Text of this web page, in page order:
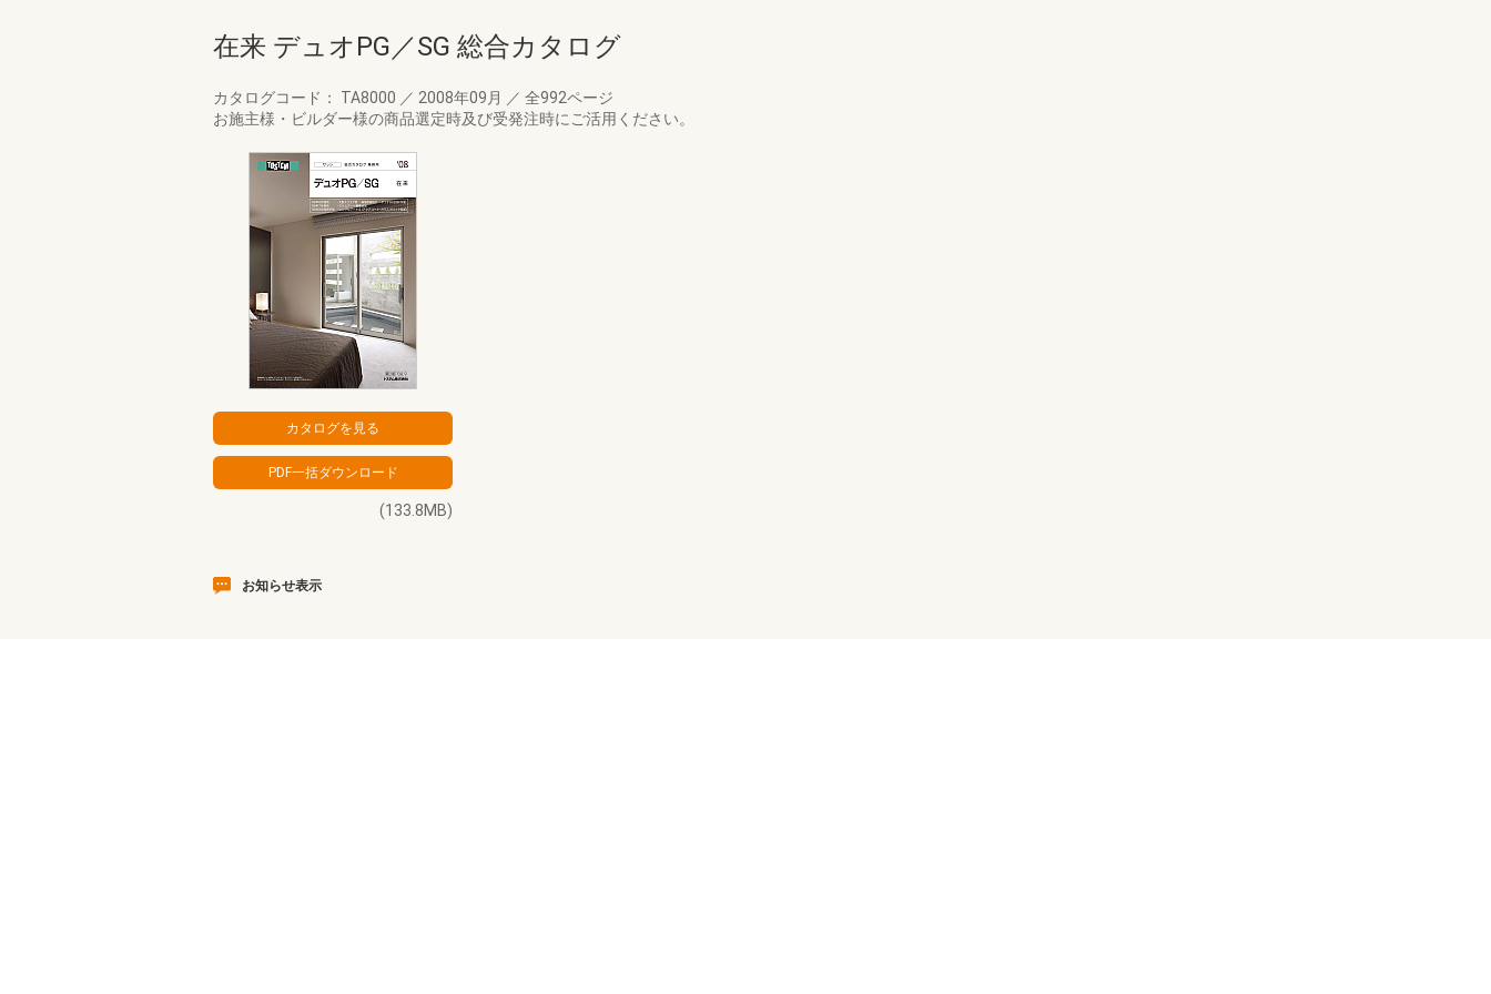
在来 デュオPG／SG 総合カタログ
カタログコード： TA8000 ／ 2008年09月 ／ 全992ページ
お施主様・ビルダー様の商品選定時及び受発注時にご活用ください。
(133.8MB)
お知らせ表示